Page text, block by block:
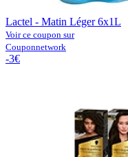
Lactel - Matin Léger 6x1L
Voir ce coupon sur
Couponnetwork
-3€